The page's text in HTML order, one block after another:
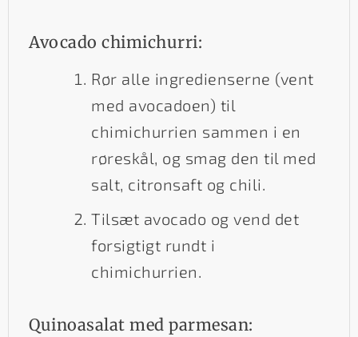
Avocado chimichurri:
Rør alle ingredienserne (vent
med avocadoen) til
chimichurrien sammen i en
røreskål, og smag den til med
salt, citronsaft og chili.
Tilsæt avocado og vend det
forsigtigt rundt i
chimichurrien.
Quinoasalat med parmesan: